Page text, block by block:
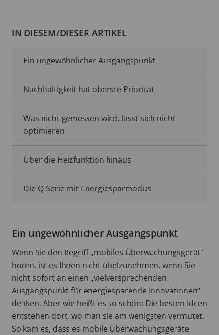
IN DIESEM/DIESER ARTIKEL
Ein ungewöhnlicher Ausgangspunkt
Nachhaltigkeit hat oberste Priorität
Was nicht gemessen wird, lässt sich nicht
optimieren
Über die Heizfunktion hinaus
Die Q-Serie mit Energiesparmodus
Ein ungewöhnlicher Ausgangspunkt
Wenn Sie den Begriff „mobiles Überwachungsgerät“
hören, ist es Ihnen nicht übelzunehmen, wenn Sie
nicht sofort an einen „vielversprechenden
Ausgangspunkt für energiesparende Innovationen“
denken. Aber wie heißt es so schön: Die besten Ideen
entstehen dort, wo man sie am wenigsten vermutet.
So kam es, dass es mobile Überwachungsgeräte